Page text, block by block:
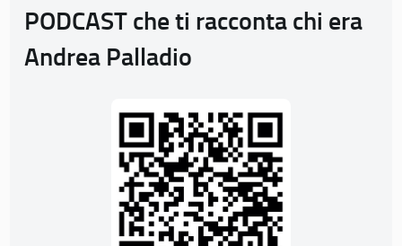
PODCAST che ti racconta chi era
Andrea Palladio